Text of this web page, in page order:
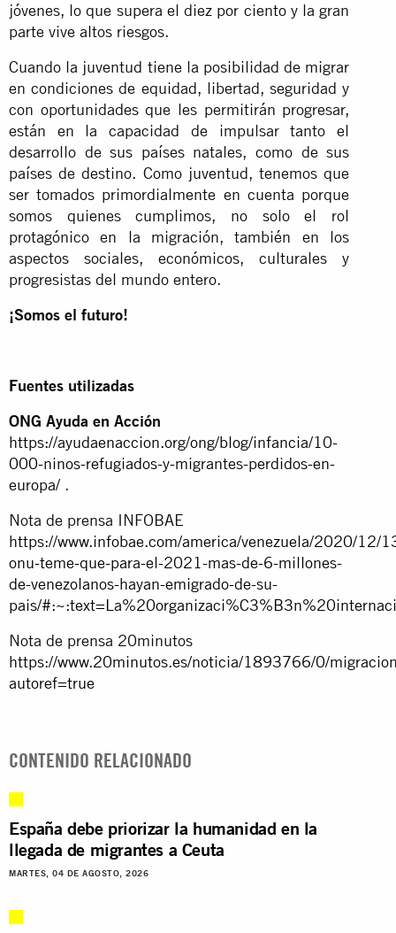
jóvenes, lo que supera el diez por ciento y la gran
parte vive altos riesgos.
Cuando la juventud tiene la posibilidad de migrar
en condiciones de equidad, libertad, seguridad y
con oportunidades que les permitirán progresar,
están en la capacidad de impulsar tanto el
desarrollo de sus países natales, como de sus
países de destino. Como juventud, tenemos que
ser tomados primordialmente en cuenta porque
somos quienes cumplimos, no solo el rol
protagónico en la migración, también en los
aspectos sociales, económicos, culturales y
progresistas del mundo entero.
¡Somos el futuro!
Fuentes utilizadas
ONG Ayuda en Acción
https://ayudaenaccion.org/ong/blog/infancia/10-
000-ninos-refugiados-y-migrantes-perdidos-en-
europa/ .
Nota de prensa INFOBAE
https://www.infobae.com/america/venezuela/2020/12/
onu-teme-que-para-el-2021-mas-de-6-millones-
de-venezolanos-hayan-emigrado-de-su-
pais/
Nota de prensa 20minutos
https://www.20minutos.es/noticia/1893766/0/
autoref=true
CONTENIDO RELACIONADO
España debe priorizar la humanidad en la
llegada de migrantes a Ceuta
MARTES, 04 DE AGOSTO, 2026